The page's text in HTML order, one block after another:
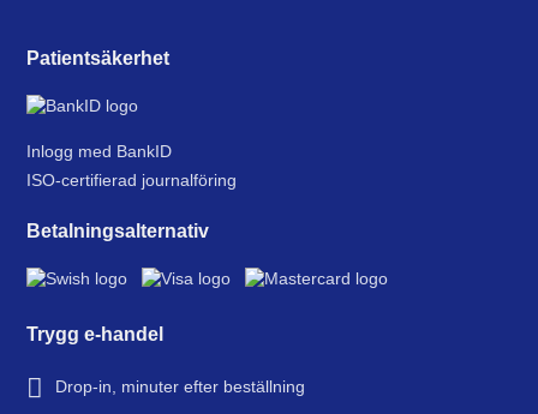
Patientsäkerhet
Inlogg med BankID
ISO-certifierad journalföring
Betalningsalternativ
Trygg e-handel
Drop-in, minuter efter beställning